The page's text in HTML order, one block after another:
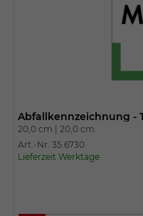
Abfallkennzeichnung -
20,0 cm | 20,0 cm
Art.-Nr. 35.6730
Lieferzeit Werktage